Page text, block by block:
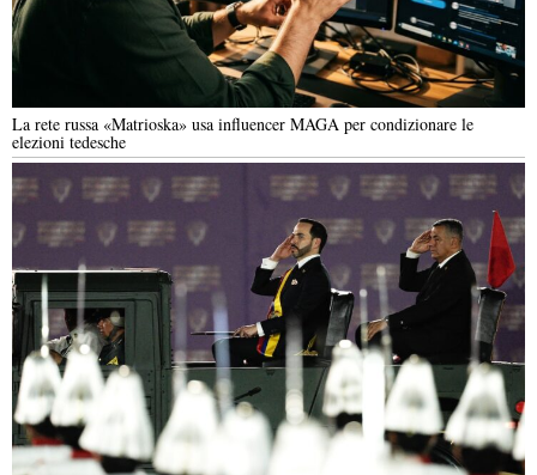
La rete russa «Matrioska» usa influencer MAGA per condizionare le
elezioni tedesche